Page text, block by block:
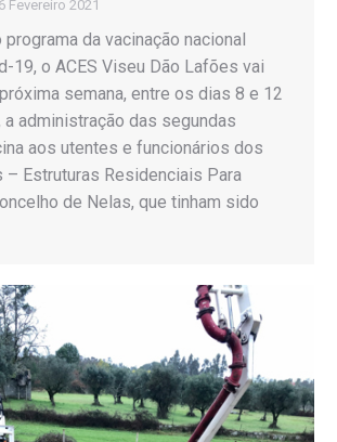
6 Fevereiro 2021
da vacinação nacional
19, o ACES Viseu Dão Lafões vai
semana, entre os dias 8 e 12
administração das segundas
aos utentes e funcionários dos
– Estruturas Residenciais Para
de Nelas, que tinham sido